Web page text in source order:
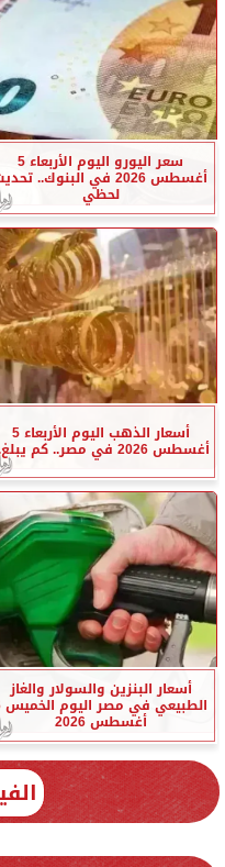
سعر اليورو اليوم الأربعاء 5
أغسطس 2026 في البنوك..
لحظي
أسعار الذهب اليوم الأربعاء 5
أغسطس 2026 في مصر.. كم يبلغ...
أسعار البنزين والسولار والغاز
أغسطس 2026